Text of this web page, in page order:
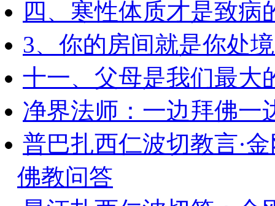
四、寒性体质才是致病
3、你的房间就是你处
十一、父母是我们最大
净界法师：一边拜佛一
普巴扎西仁波切教言·
佛教问答